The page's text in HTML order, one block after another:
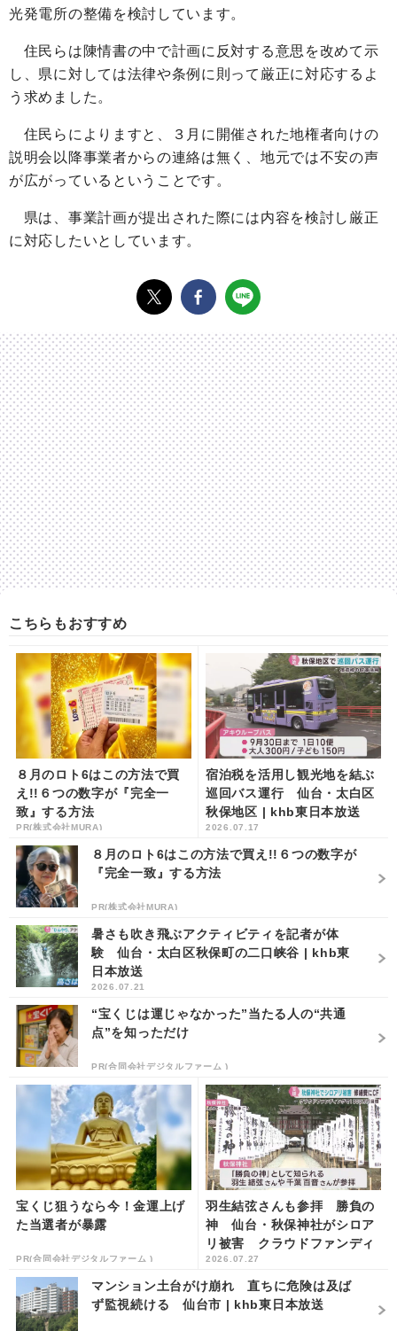
光発電所の整備を検討しています。
住民らは陳情書の中で計画に反対する意思を改めて示
し、県に対しては法律や条例に則って厳正に対応するよ
う求めました。
住民らによりますと、３月に開催された地権者向けの
説明会以降事業者からの連絡は無く、地元では不安の声
が広がっているということです。
県は、事業計画が提出された際には内容を検討し厳正
に対応したいとしています。
こちらもおすすめ
８月のロト6はこの方法で買
え!!６つの数字が『完全一
致』する方法
PR(株式会社MURA)
宿泊税を活用し観光地を結ぶ
巡回バス運行 仙台・太白区
秋保地区 | khb東日本放送
2026.07.17
８月のロト6はこの方法で買え!!６つの数字が
『完全一致』する方法
PR(株式会社MURA)
暑さも吹き飛ぶアクティビティを記者が体
験 仙台・太白区秋保町の二口峡谷 | khb東
日本放送
2026.07.21
“宝くじは運じゃなかった”当たる人の“共通
点”を知っただけ
PR(合同会社デジタルファーム )
宝くじ狙うなら今！金運上げ
た当選者が暴露
PR(合同会社デジタルファーム )
羽生結弦さんも参拝 勝負の
神 仙台・秋保神社がシロア
リ被害 クラウドファンディ
ングで寄付を呼び掛け | khb
東日本放送
2026.07.27
マンション土台がけ崩れ 直ちに危険は及ば
ず監視続ける 仙台市 | khb東日本放送